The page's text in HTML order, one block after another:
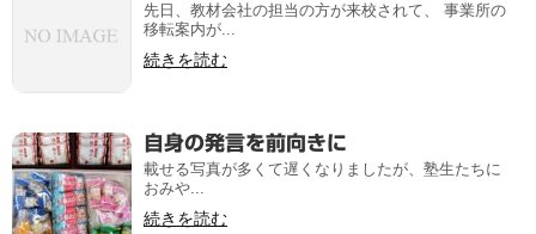
先日、教材会社の担当の方が来校されて、 事業所の
移転案内が...
続きを読む
自身の発言を前向きに
載せる写真が多くて遅くなりましたが、塾生たちに
おみや...
続きを読む